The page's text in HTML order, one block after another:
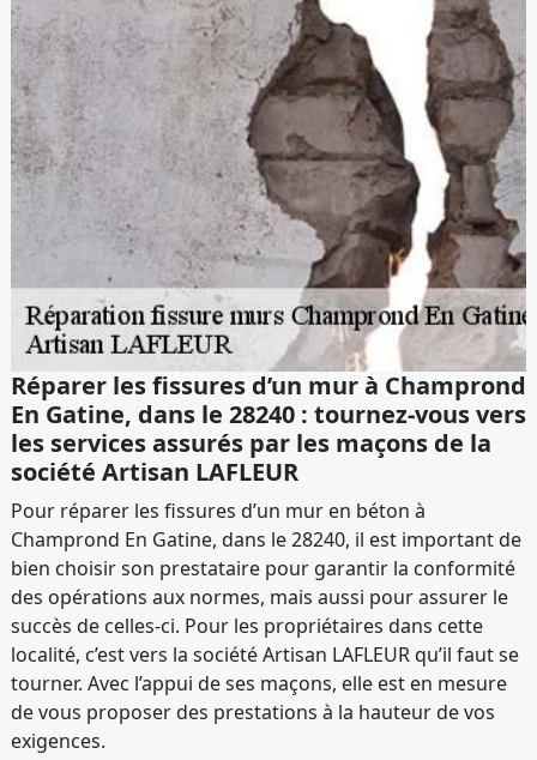
Réparer les fissures d’un mur à Champrond
En Gatine, dans le 28240 : tournez-vous vers
les services assurés par les maçons de la
société Artisan LAFLEUR
Pour réparer les fissures d’un mur en béton à
Champrond En Gatine, dans le 28240, il est important de
bien choisir son prestataire pour garantir la conformité
des opérations aux normes, mais aussi pour assurer le
succès de celles-ci. Pour les propriétaires dans cette
localité, c’est vers la société Artisan LAFLEUR qu’il faut se
tourner. Avec l’appui de ses maçons, elle est en mesure
de vous proposer des prestations à la hauteur de vos
exigences.